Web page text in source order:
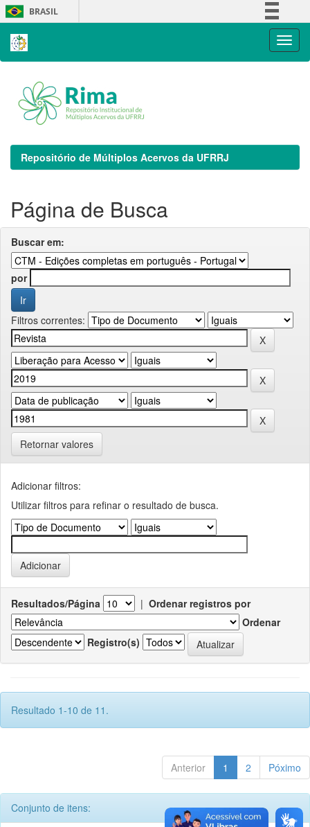
Skip
navigation
BRASIL
Repositório de Múltiplos Acervos da UFRRJ
Página de Busca
Buscar em:
por
Filtros correntes:
Retornar valores
Adicionar filtros:
Utilizar filtros para refinar o resultado de busca.
Resultados/Página | Ordenar registros por
Ordenar
Registro(s)
Resultado 1-10 de 11.
Anterior 1 2 Póximo
Conjunto de itens: